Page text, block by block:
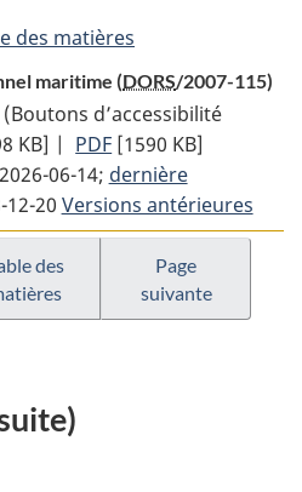
des matières
maritime (DORS/2007-115)
Texte
complet
:
Règlement
sur
le
personnel
maritime
(Boutons d’accessibilité
KB] | PDF Texte
complet
:
Règlement
personnel
[1590 KB]
06-14; dernière
12-20 Versions antérieures
des
Page
suivante